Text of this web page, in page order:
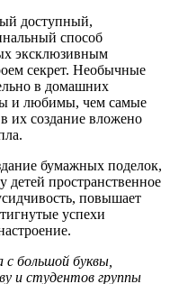
доступный,
способ
эксклюзивным
секрет. Необычные
в домашних
и любимы, чем самые
их создание вложено
бумажных поделок,
детей пространственное
повышает
успехи
с большой буквы,
и студентов группы